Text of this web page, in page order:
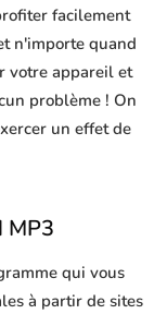
facilement
n'importe quand
votre appareil et
problème ! On
un effet de
MP3
qui vous
à partir de sites